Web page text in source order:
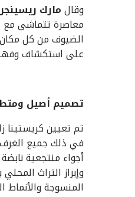
وقالمارك ريسينجر
معاصرة تتماشى مع
الضيوف من كل مكان
على استكشاف وفهم
تصميم أصيل
تم تعيين كريستينا
في ذلك جميع الغرف
أجواء منتجعية
وإبراز التراث
المنسوجة